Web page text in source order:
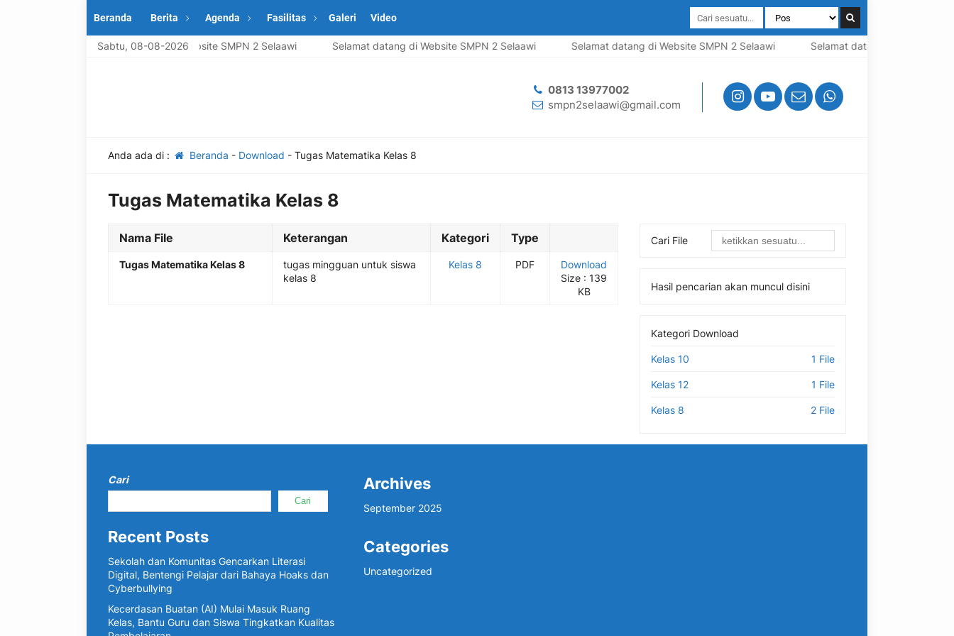
Beranda Berita Agenda Fasilitas Galeri Video
Sabtu, 08-08-2026
Selamat datang di Website SMPN 2 Selaawi Selamat datang di Website SMPN 2 Selaawi Selamat datang di Website SMPN 2 Selaawi Selamat datang di Website
0813 13977002
smpn2selaawi@gmail.com
Anda ada di : Beranda - Download - Tugas Matematika Kelas 8
Tugas Matematika Kelas 8
Cari File
Hasil pencarian akan muncul disini
Kategori Download
Kelas 10 1 File
Kelas 12 1 File
Kelas 8 2 File
Nama File Keterangan Kategori Type
Tugas Matematika Kelas 8
tugas mingguan untuk siswa
kelas 8
Kelas 8 PDF
Download
Size : 139
KB
Cari
Cari
Recent Posts
Sekolah dan Komunitas Gencarkan Literasi
Digital, Bentengi Pelajar dari Bahaya Hoaks dan
Cyberbullying
Kecerdasan Buatan (AI) Mulai Masuk Ruang
Kelas, Bantu Guru dan Siswa Tingkatkan Kualitas
Archives
September 2025
Categories
Uncategorized